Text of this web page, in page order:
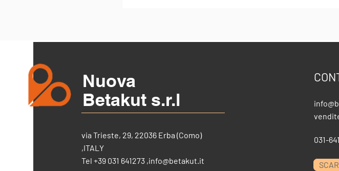
Nuova
Betakut s.r.l
via Trieste, 29, 22036 Erba (Como)
,ITALY
Tel +39 031 641273 ,info@betakut.it
031-